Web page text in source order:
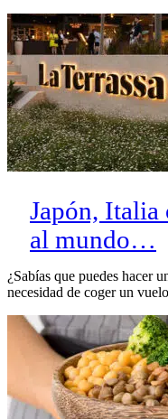
Japón, Italia
al mundo…
¿Sabías que puedes hacer
necesidad de coger un